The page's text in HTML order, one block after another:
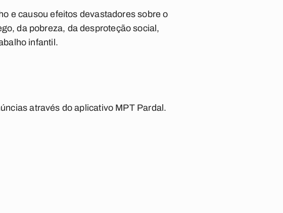
e causou efeitos devastadores sobre o
da pobreza, da desproteção social,
infantil.
através do aplicativo MPT Pardal.